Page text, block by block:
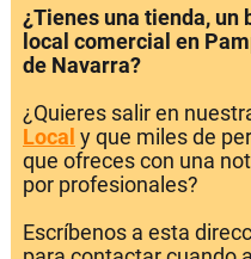
¿Tienes una tienda, un
local comercial en
de Navarra?
¿Quieres salir en
Local y que miles de
que ofreces con una
por profesionales?
Escríbenos a esta